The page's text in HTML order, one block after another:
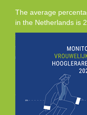
The average
in the Netherlands is